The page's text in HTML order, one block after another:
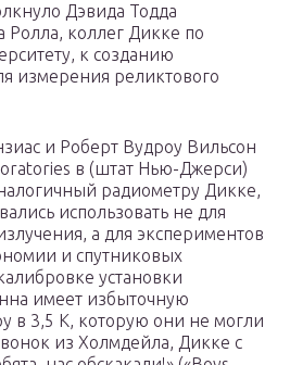
Дэвида Тодда
коллег Дикке по
к созданию
измерения реликтового
и Роберт Вудроу Вильсон
в (штат Нью-Джерси)
радиометру Дикке,
использовать не для
а для экспериментов
и спутниковых
установки
имеет избыточную
в 3,5 К, которую они не могли
из Холмдейла, Дикке с